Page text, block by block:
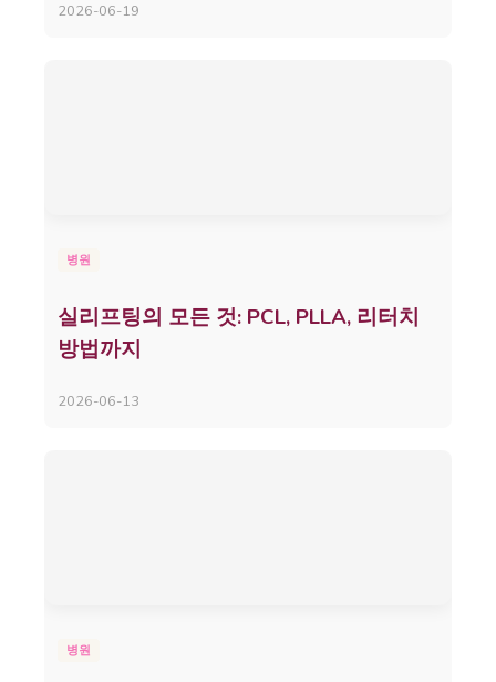
2026-06-19
병원
실리프팅의 모든 것: PCL, PLLA, 리터치
방법까지
2026-06-13
병원